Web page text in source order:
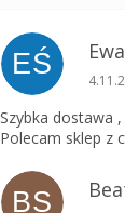
EŚ
Szybka dostawa
Polecam sklep z
BS